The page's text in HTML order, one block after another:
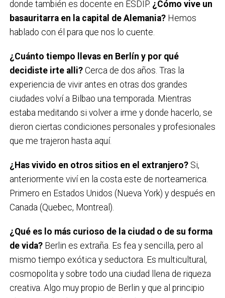
donde también es docente en ESDIP. ¿Cómo vive un
basauritarra en la capital de Alemania?Hemos
hablado con él para que nos lo cuente.
¿Cuánto tiempo llevas en Berlín y por qué
decidiste irte alli? Cerca de dos años. Tras la
experiencia de vivir antes en otras dos grandes
ciudades volví a Bilbao una temporada. Mientras
estaba meditando si volver a irme y donde hacerlo, se
dieron ciertas condiciones personales y profesionales
que me trajeron hasta aquí.
¿Has vivido en otros sitios en el extranjero? Si,
anteriormente viví en la costa este de norteamerica.
Primero en Estados Unidos (Nueva York) y después en
Canada (Quebec, Montreal).
¿Qué es lo más curioso de la ciudad o de su forma
de vida?Berlin es extraña. Es fea y sencilla, pero al
mismo tiempo exótica y seductora. Es multicultural,
cosmopolita y sobre todo una ciudad llena de riqueza
creativa. Algo muy propio de Berlin y que al principio